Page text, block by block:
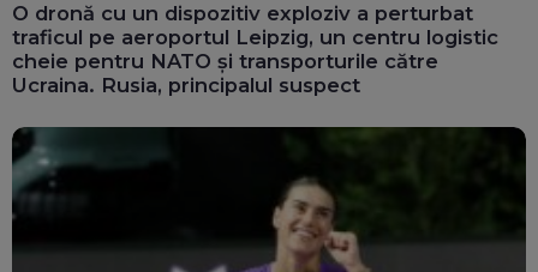
O dronă cu un dispozitiv exploziv a perturbat
traficul pe aeroportul Leipzig, un centru logistic
cheie pentru NATO și transporturile către
Ucraina. Rusia, principalul suspect